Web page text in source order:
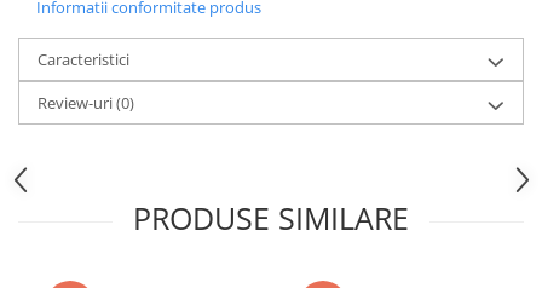
Informatii conformitate produs
Caracteristici
Review-uri(0)
PRODUSE SIMILARE